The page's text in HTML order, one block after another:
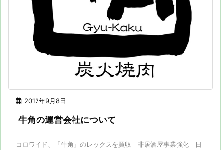
2012年9月8日
牛角の運営会社について
コロワイド、「牛角」のレックスを買収 非居酒屋事業強化 日